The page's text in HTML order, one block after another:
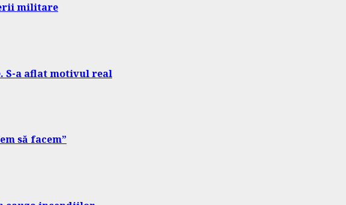
militare
S-a aflat motivul real
să facem”